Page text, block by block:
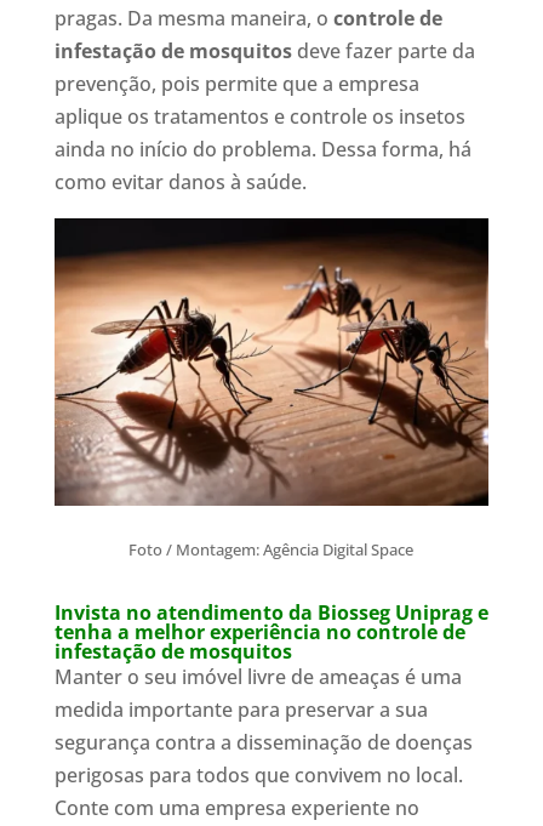
pragas. Da mesma maneira, o controle de
infestação de mosquitosdeve fazer parte da
prevenção, pois permite que a empresa
aplique os tratamentos e controle os insetos
ainda no início do problema. Dessa forma, há
como evitar danos à saúde.
Foto / Montagem: Agência Digital Space
Invista no atendimento da Biosseg Uniprag e
tenha a melhor experiência no controle de
infestação de mosquitos
Manter o seu imóvel livre de ameaças é uma
medida importante para preservar a sua
segurança contra a disseminação de doenças
perigosas para todos que convivem no local.
Conte com uma empresa experiente no